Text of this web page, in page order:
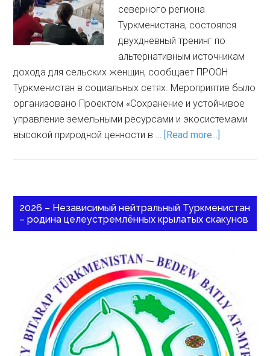
северного региона
Туркменистана, состоялся
двухдневный тренинг по
альтернативным источникам
дохода для сельских женщин, сообщает ПРООН
Туркменистан в социальных сетях. Мероприятие было
организовано Проектом «Сохранение и устойчивое
управление земельными ресурсами и экосистемами
высокой природной ценности в … [Read more...]
2026 – Независимый нейтральный Туркменистан
– родина целеустремлённых крылатых скакунов